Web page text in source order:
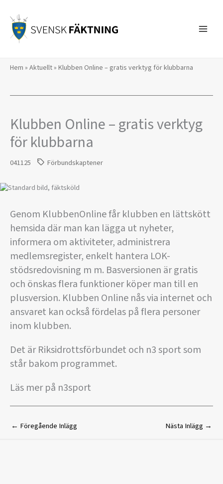
innehåll
Hem » Aktuellt» Klubben Online – gratis verktyg för klubbarna
Klubben Online – gratis verktyg
för klubbarna
041125 Förbundskaptener
Genom KlubbenOnline får klubben en lättskött
hemsida där man kan lägga ut nyheter,
informera om aktiviteter, administrera
medlemsregister, enkelt hantera LOK-
stödsredovisning m m. Basversionen är gratis
och önskas flera funktioner köper man till en
plusversion. Klubben Online nås via internet och
ansvaret kan också fördelas på flera personer
inom klubben.
Det är Riksidrottsförbundet och n3 sport som
står bakom programmet.
Läs mer på n3sport
← Föregående Inlägg Nästa Inlägg →